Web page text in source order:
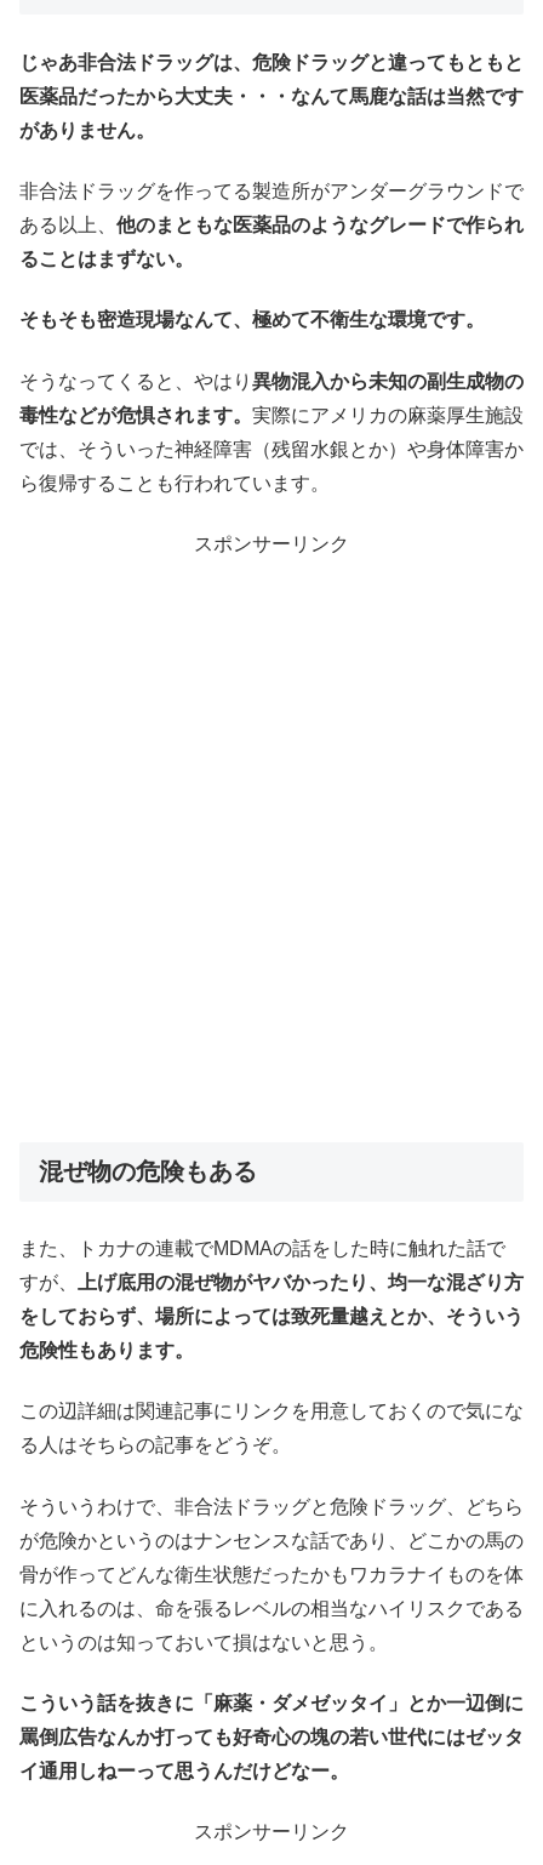
じゃあ非合法ドラッグは、危険ドラッグと違ってもともと
医薬品だったから大丈夫・・・なんて馬鹿な話は当然です
がありません。
非合法ドラッグを作ってる製造所がアンダーグラウンドで
ある以上、 他のまともな医薬品のようなグレードで作られ
ることはまずない。
そもそも密造現場なんて、極めて不衛生な環境です。
そうなってくると、やはり 異物混入から未知の副生成物の
毒性などが危惧されます。 実際にアメリカの麻薬厚生施設
では、そういった神経障害（残留水銀とか）や身体障害か
ら復帰することも行われています。
スポンサーリンク
混ぜ物の危険もある
また、トカナの連載でMDMAの話をした時に触れた話で
すが、
上げ底用の混ぜ物がヤバかったり、均一な混ざり方
をしておらず、場所によっては致死量越えとか、そういう
危険性もあります。
この辺詳細は関連記事にリンクを用意しておくので気にな
る人はそちらの記事をどうぞ。
そういうわけで、非合法ドラッグと危険ドラッグ、どちら
が危険かというのはナンセンスな話であり、どこかの馬の
骨が作ってどんな衛生状態だったかもワカラナイものを体
に入れるのは、命を張るレベルの相当なハイリスクである
というのは知っておいて損はないと思う。
こういう話を抜きに「麻薬・ダメゼッタイ」とか一辺倒に
罵倒広告なんか打っても好奇心の塊の若い世代にはゼッタ
イ通用しねーって思うんだけどなー。
スポンサーリンク